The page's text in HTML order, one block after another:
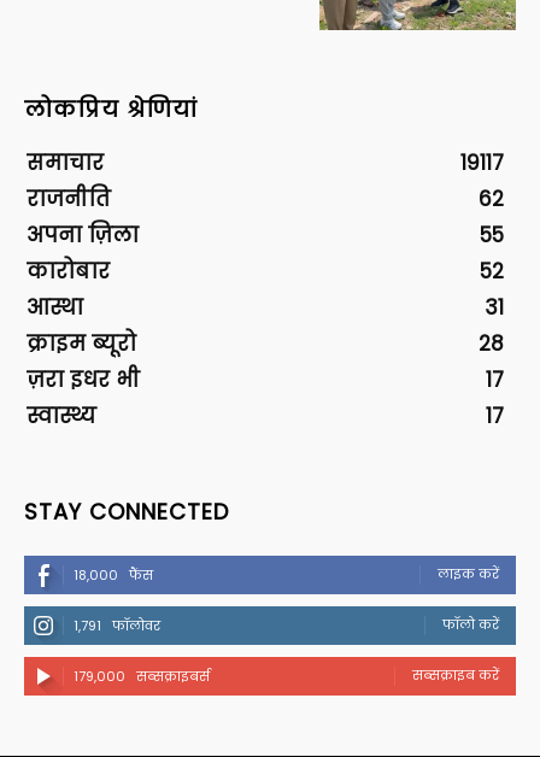
लोकप्रिय श्रेणियां
समाचार
19117
राजनीति
62
अपना ज़िला
55
कारोबार
52
आस्था
31
क्राइम ब्यूरो
28
ज़रा इधर भी
17
स्वास्थ्य
17
STAY CONNECTED
18,000 फैंस लाइक करें
1,791 फॉलोवर फॉलो करें
179,000 सब्सक्राइबर्स सब्सक्राइब करें